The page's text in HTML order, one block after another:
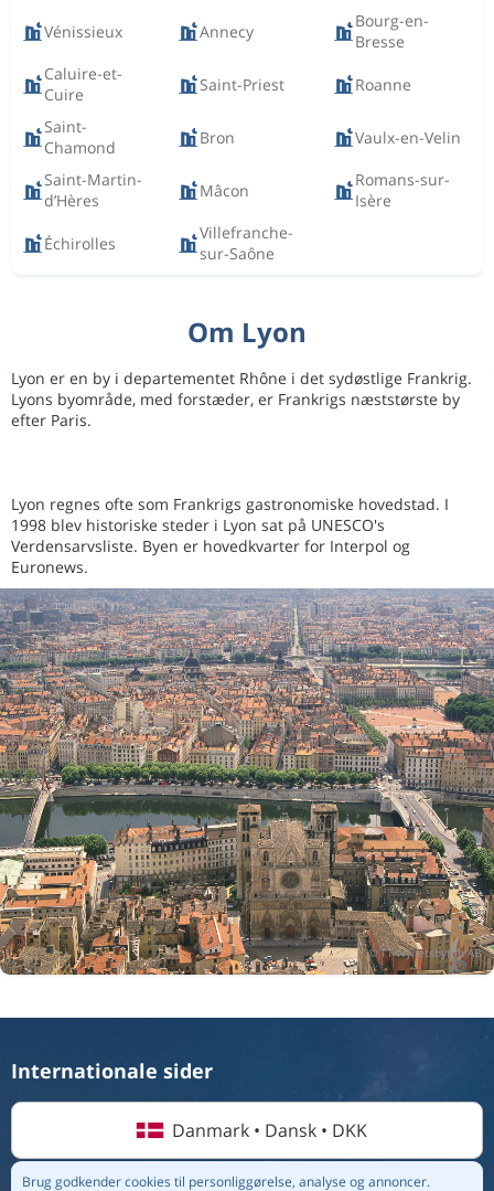
Vénissieux Annecy
Bourg-en-
Bresse
Caluire-et-
Cuire
Saint-Priest Roanne
Saint-
Chamond
Bron Vaulx-en-Velin
Saint-Martin-
d’Hères
Mâcon
Romans-sur-
Isère
Échirolles
Villefranche-
sur-Saône
Om Lyon
Lyon er en by i departementet Rhône i det sydøstlige Frankrig.
Lyons byområde, med forstæder, er Frankrigs næststørste by
efter Paris.
Lyon regnes ofte som Frankrigs gastronomiske hovedstad. I
1998 blev historiske steder i Lyon sat på UNESCO's
Verdensarvsliste. Byen er hovedkvarter for Interpol og
Euronews.
Brug godkender cookies til personliggørelse, analyse og annoncer.
Internationale sider
Danmark • Dansk • DKK